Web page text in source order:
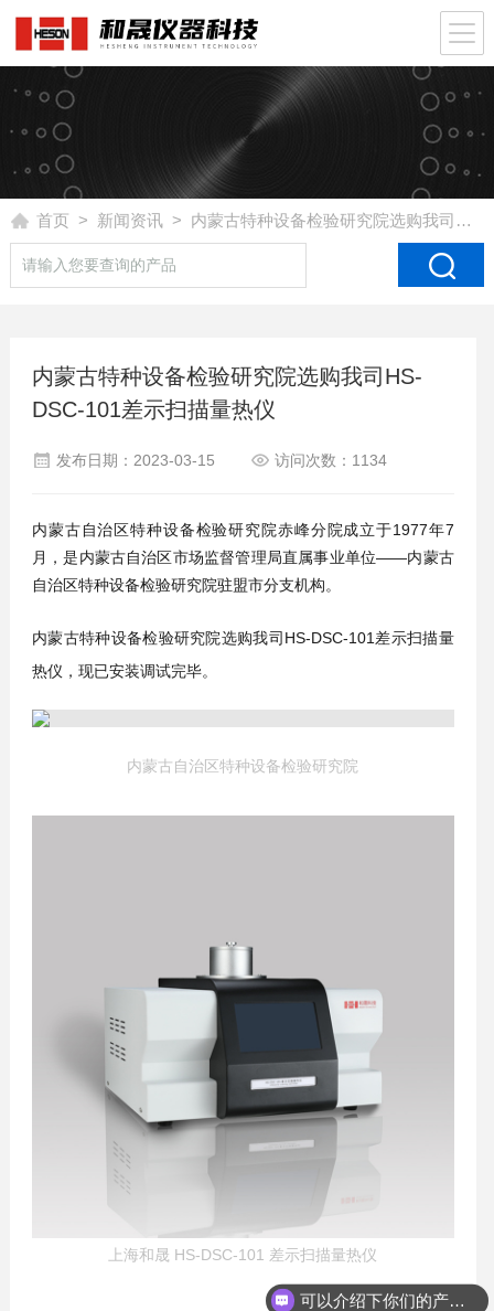
首页 > 新闻资讯> 内蒙古特种设备检验研究院选购我司HS-DSC-101差示扫描量热仪
内蒙古特种设备检验研究院选购我司HS-
DSC-101差示扫描量热仪
发布日期：2023-03-15 访问次数：1134
内蒙古自治区特种设备检验研究院赤峰分院成立于1977年7
月，是内蒙古自治区市场监督管理局直属事业单位——内蒙古
自治区特种设备检验研究院驻盟市分支机构。
内蒙古特种设备检验研究院选购我司HS-DSC-101差示扫描量
热仪，现已安装调试完毕。
内蒙古自治区特种设备检验研究院
上海和晟 HS-DSC-101 差示扫描量热仪
可以介绍下你们的产品么？